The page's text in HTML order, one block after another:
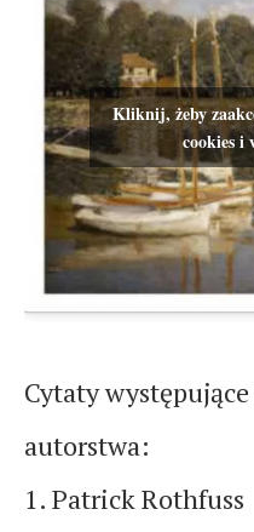
Kliknij, żeby
cookies i
Cytaty
autorstwa:
1. Patrick Rothfuss